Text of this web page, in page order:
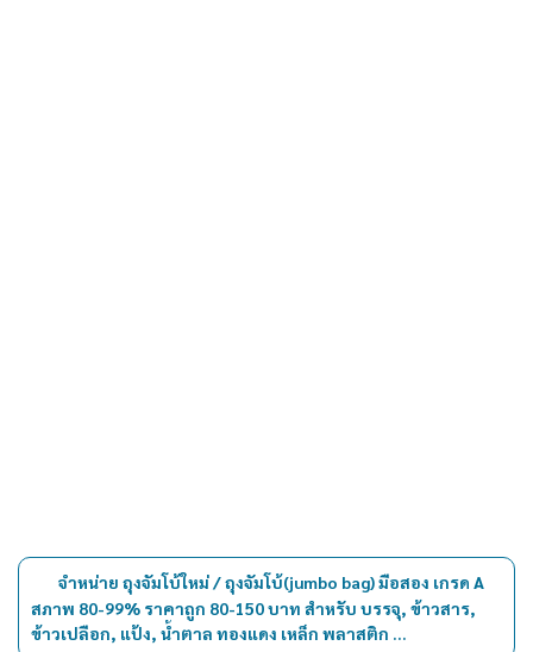
จำหน่าย ถุงจัมโบ้ใหม่ / ถุงจัมโบ้(jumbo bag) มือสอง เกรด A
สภาพ 80-99% ราคาถูก 80-150 บาท สำหรับ บรรจุ, ข้าวสาร,
ข้าวเปลือก, แป้ง, น้ำตาล ทองแดง เหล็ก พลาสติก ...